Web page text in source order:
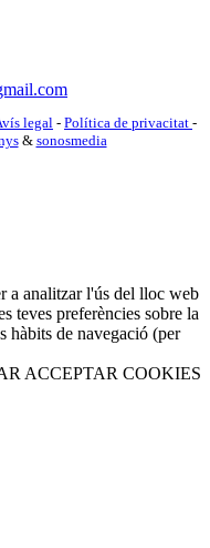
legal - Política de privacitat -
& sonosmedia
a analitzar l'ús del lloc web
teves preferències sobre la
hàbits de navegació (per
ACCEPTAR COOKIES